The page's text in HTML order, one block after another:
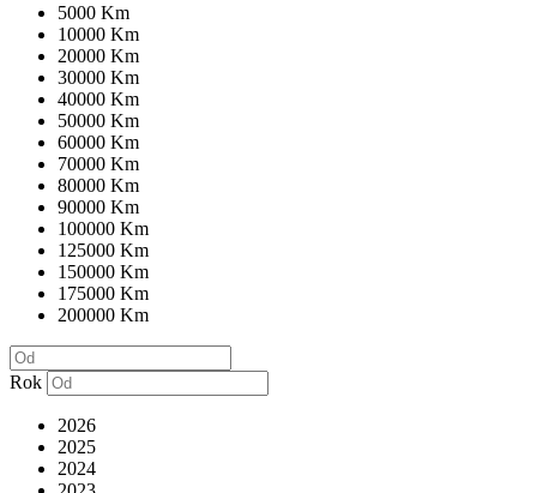
5000 Km
10000 Km
20000 Km
30000 Km
40000 Km
50000 Km
60000 Km
70000 Km
80000 Km
90000 Km
100000 Km
125000 Km
150000 Km
175000 Km
200000 Km
Rok
2026
2025
2024